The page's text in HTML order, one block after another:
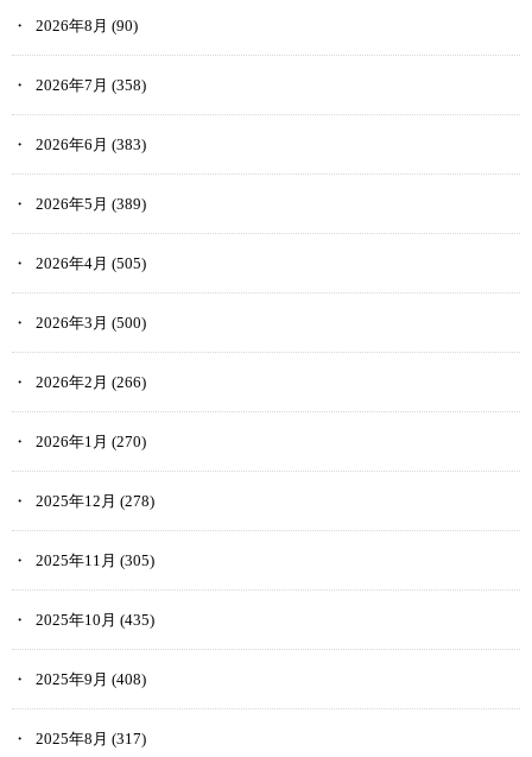
2026年8月 (90)
2026年7月 (358)
2026年6月 (383)
2026年5月 (389)
2026年4月 (505)
2026年3月 (500)
2026年2月 (266)
2026年1月 (270)
2025年12月 (278)
2025年11月 (305)
2025年10月 (435)
2025年9月 (408)
2025年8月 (317)